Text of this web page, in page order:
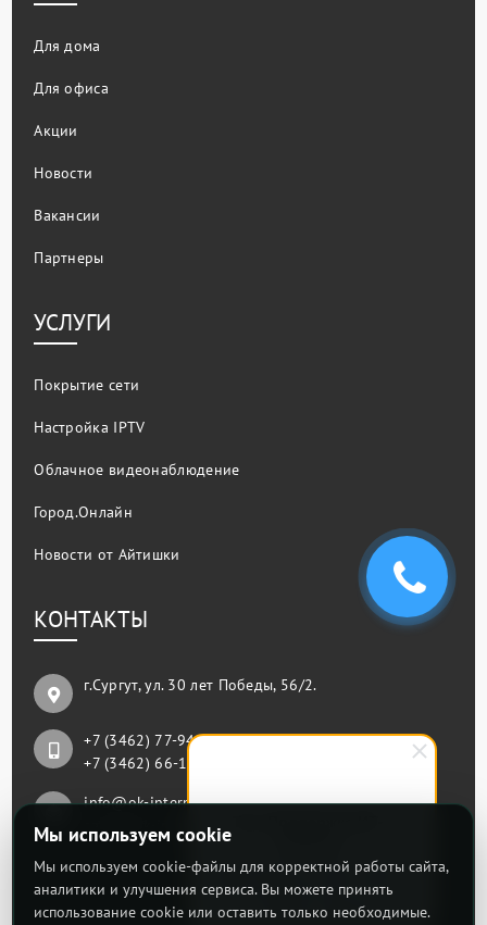
Здравствуйте! Готовы помочь
вам. Напишите нам, если у
вас появятся вопросы.
Для дома
Для офиса
Акции
Новости
Вакансии
Партнеры
УСЛУГИ
Покрытие сети
Настройка IPTV
Облачное видеонаблюдение
Город.Онлайн
Новости от Айтишки
КОНТАКТЫ
г.Сургут, ул. 30 лет Победы, 56/2.
+7 (3462) 77-94-93
+7 (3462) 66-11-77
info@ok-internet.ru
sales@ok-internet.ru
Мы используем cookie
Мы используем cookie-файлы для корректной работы сайта,
аналитики и улучшения сервиса. Вы можете принять
использование cookie или оставить только необходимые.